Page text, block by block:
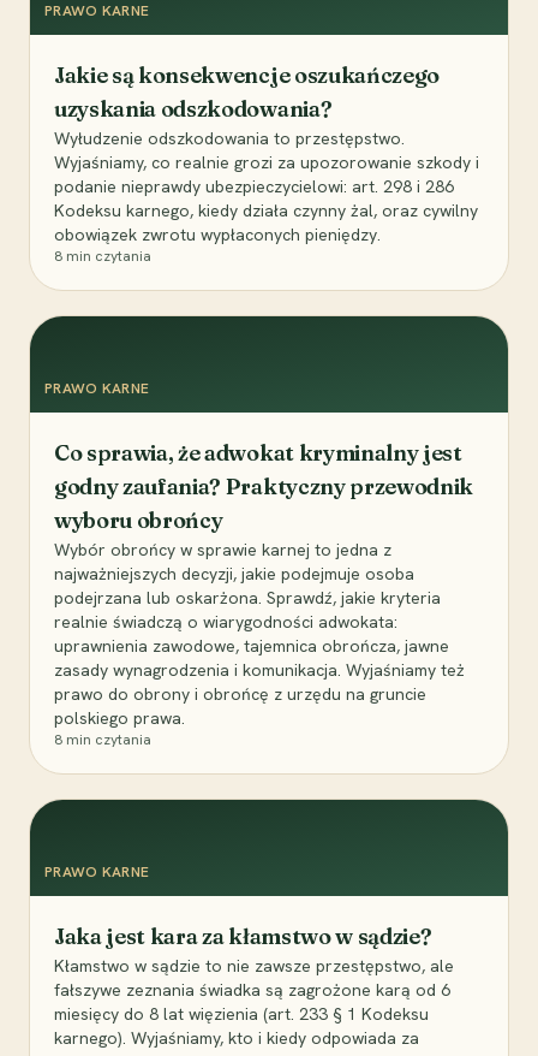
PRAWO KARNE
Jakie są konsekwencje oszukańczego
uzyskania odszkodowania?
Wyłudzenie odszkodowania to przestępstwo.
Wyjaśniamy, co realnie grozi za upozorowanie szkody i
podanie nieprawdy ubezpieczycielowi: art. 298 i 286
Kodeksu karnego, kiedy działa czynny żal, oraz cywilny
obowiązek zwrotu wypłaconych pieniędzy.
8 min czytania
PRAWO KARNE
Co sprawia, że adwokat kryminalny jest
godny zaufania? Praktyczny przewodnik
wyboru obrońcy
Wybór obrońcy w sprawie karnej to jedna z
najważniejszych decyzji, jakie podejmuje osoba
podejrzana lub oskarżona. Sprawdź, jakie kryteria
realnie świadczą o wiarygodności adwokata:
uprawnienia zawodowe, tajemnica obrończa, jawne
zasady wynagrodzenia i komunikacja. Wyjaśniamy też
prawo do obrony i obrońcę z urzędu na gruncie
polskiego prawa.
8 min czytania
PRAWO KARNE
Jaka jest kara za kłamstwo w sądzie?
Kłamstwo w sądzie to nie zawsze przestępstwo, ale
fałszywe zeznania świadka są zagrożone karą od 6
miesięcy do 8 lat więzienia (art. 233 § 1 Kodeksu
karnego). Wyjaśniamy, kto i kiedy odpowiada za